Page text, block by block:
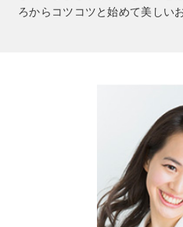
Placenta 100
CLÉSCIENCE Beauté
PURE’D 100 PERFECTION
ろからコツコツと始めて美しい